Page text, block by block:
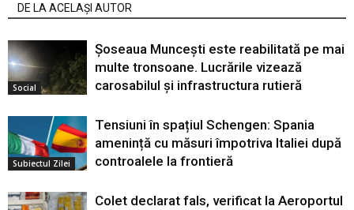
DE LA ACELAȘI AUTOR
Social
Șoseaua Muncești este reabilitată pe mai
multe tronsoane. Lucrările vizează
carosabilul și infrastructura rutieră
Subiectul Zilei
Tensiuni în spațiul Schengen: Spania
amenință cu măsuri împotriva Italiei după
controalele la frontieră
Colet declarat fals, verificat la Aeroportul